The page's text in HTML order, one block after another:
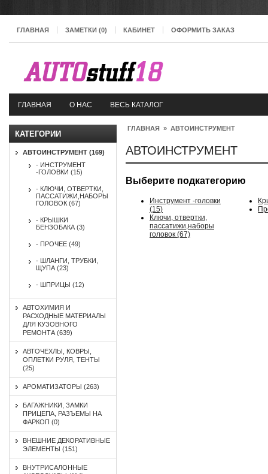
ГЛАВНАЯ ЗАМЕТКИ (0) КАБИНЕТ ОФОРМИТЬ ЗАКАЗ
ГЛАВНАЯ О НАС ВЕСЬ КАТАЛОГ
КАТЕГОРИИ
АВТОИНСТРУМЕНТ (169)
- ИНСТРУМЕНТ
-ГОЛОВКИ (15)
- КЛЮЧИ, ОТВЕРТКИ,
ПАССАТИЖИ,НАБОРЫ
ГОЛОВОК (67)
- КРЫШКИ
БЕНЗОБАКА (3)
- ПРОЧЕЕ (49)
- ШЛАНГИ, ТРУБКИ,
ЩУПА (23)
- ШПРИЦЫ (12)
АВТОХИМИЯ И
РАСХОДНЫЕ МАТЕРИАЛЫ
ДЛЯ КУЗОВНОГО
РЕМОНТА (639)
АВТОЧЕХЛЫ, КОВРЫ,
ОПЛЕТКИ РУЛЯ, ТЕНТЫ
(25)
АРОМАТИЗАТОРЫ (263)
БАГАЖНИКИ, ЗАМКИ
ПРИЦЕПА, РАЗЪЕМЫ НА
ФАРКОП (0)
ВНЕШНИЕ ДЕКОРАТИВНЫЕ
ЭЛЕМЕНТЫ (151)
ВНУТРИСАЛОННЫЕ
ГЛАВНАЯ » АВТОИНСТРУМЕНТ
АВТОИНСТРУМЕНТ
Выберите подкатегорию
Инструмент -головки
(15)
Ключи, отвертки,
пассатижи,наборы
головок (67)